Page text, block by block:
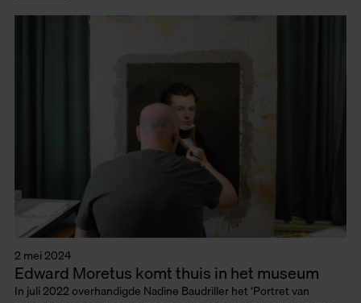
2 mei 2024
Edward Moretus komt thuis in het museum
In juli 2022 overhandigde Nadine Baudriller het ‘Portret van